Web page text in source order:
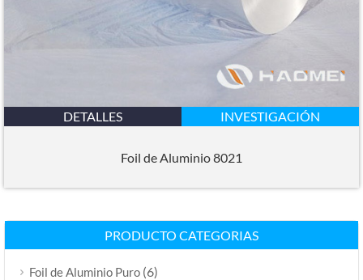
DETALLES INVESTIGACIÓN
Foil de Aluminio 8021
PRODUCTO CATEGORIAS
Foil de Aluminio Puro (6)